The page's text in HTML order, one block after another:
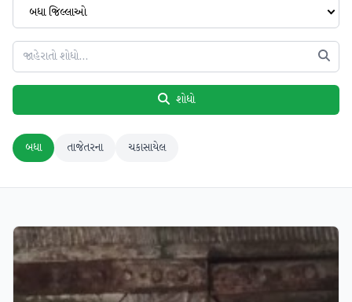
બધા જિલ્લાઓ
શોધો
બધા તાજેતરના ચકાસાયેલ